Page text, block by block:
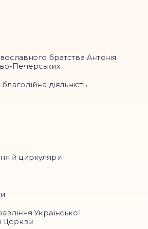
братства Антонія і
Печерських
діяльність
й циркуляри
Української
Церкви